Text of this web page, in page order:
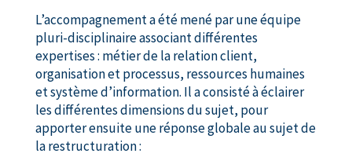
L’accompagnement a été mené par une équipe
pluri-disciplinaire associant différentes
expertises : métier de la relation client,
organisation et processus, ressources humaines
et système d’information. Il a consisté à éclairer
les différentes dimensions du sujet, pour
apporter ensuite une réponse globale au sujet de
la restructuration :